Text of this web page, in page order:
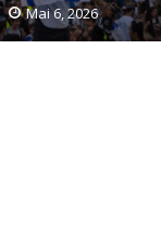
Mai 6, 2026